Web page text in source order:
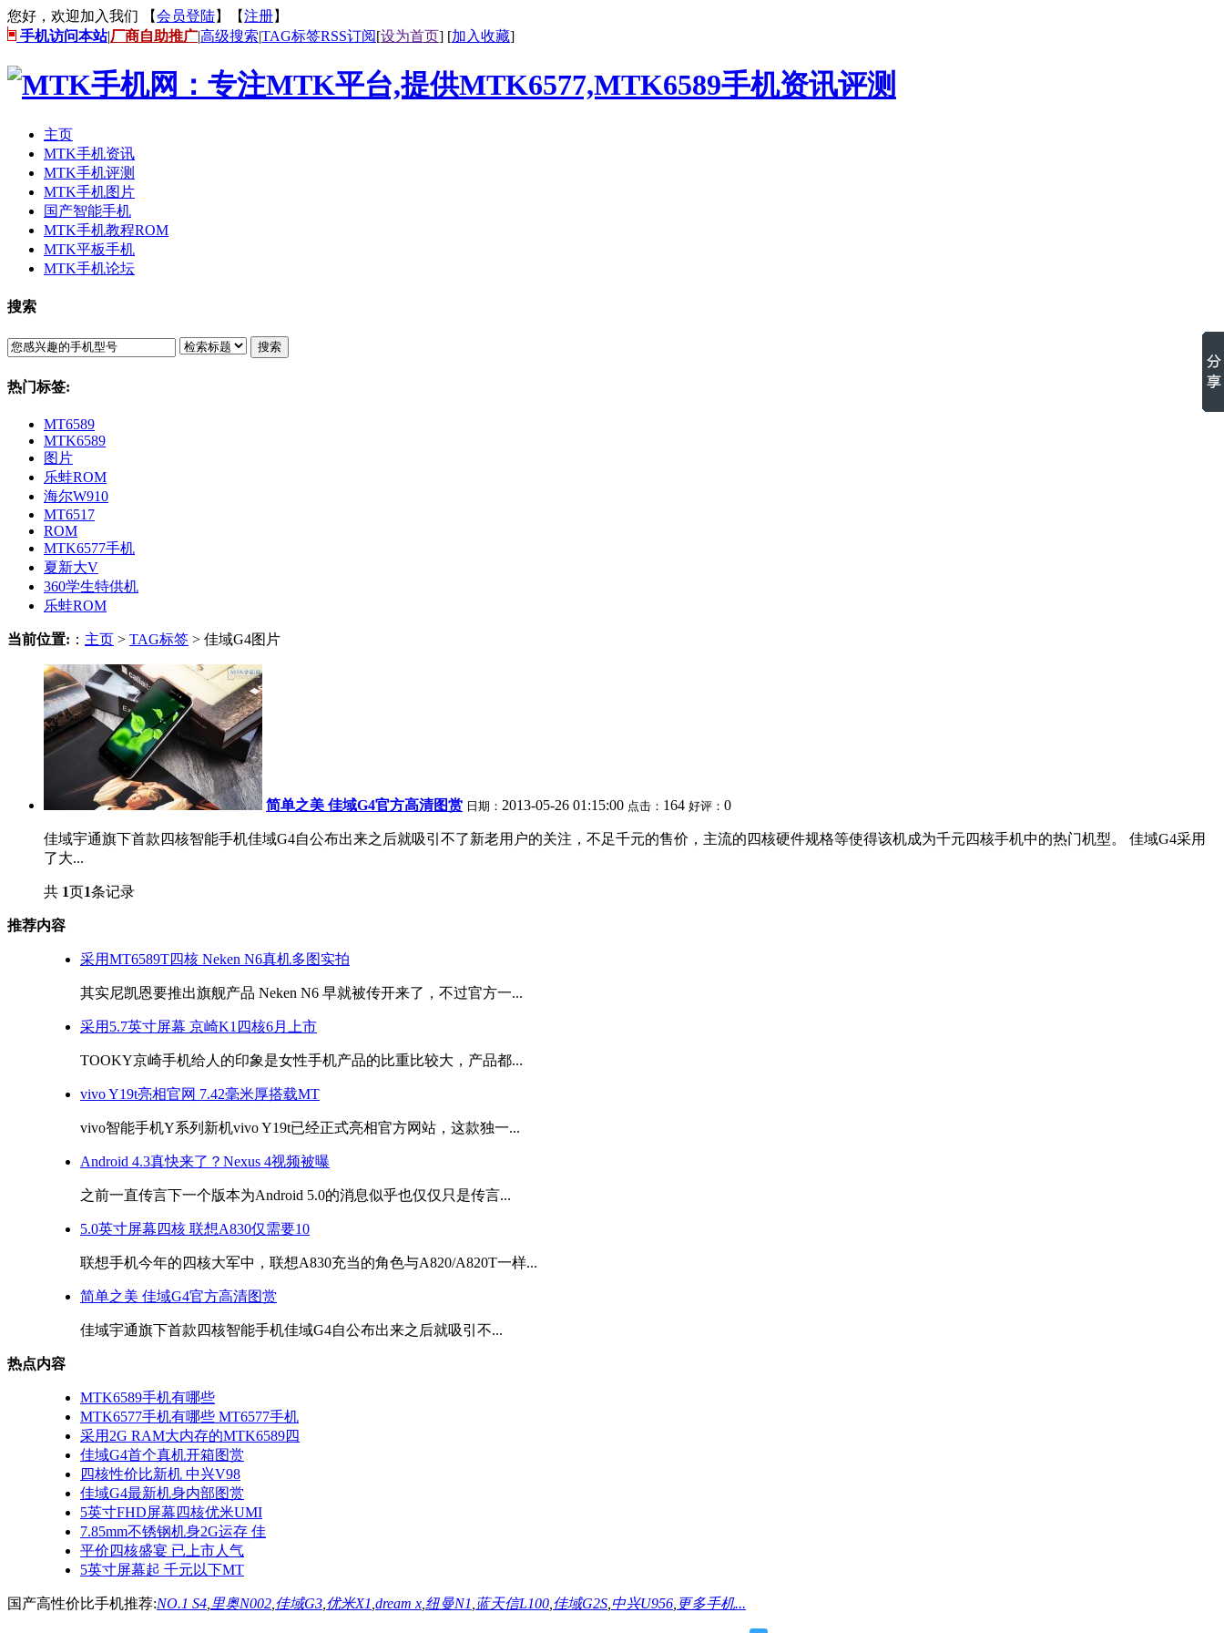
您好，欢迎加入我们 【会员登陆】【注册】
手机访问本站|厂商自助推广|高级搜索|TAG标签RSS订阅[设为首页] [加入收藏]
主页
MTK手机资讯
MTK手机评测
MTK手机图片
国产智能手机
MTK手机教程ROM
MTK平板手机
MTK手机论坛
搜索
搜索
热门标签:
MT6589
MTK6589
图片
乐蛙ROM
海尔W910
MT6517
ROM
MTK6577手机
夏新大V
360学生特供机
乐蛙ROM
当前位置: ： 主页 > TAG标签 > 佳域G4图片
简单之美 佳域G4官方高清图赏 日期： 2013-05-26 01:15:00 点击： 164 好评： 0
佳域宇通旗下首款四核智能手机佳域G4自公布出来之后就吸引不了新老用户的关注，不足千元的售价，主流的四核硬件规格等使得该机成为千元四核手机中的热门机型。 佳域G4采用
了大...
共 1页1条记录
推荐内容
采用MT6589T四核 Neken N6真机多图实拍
其实尼凯恩要推出旗舰产品 Neken N6 早就被传开来了，不过官方一...
采用5.7英寸屏幕 京崎K1四核6月上市
TOOKY京崎手机给人的印象是女性手机产品的比重比较大，产品都...
vivo Y19t亮相官网 7.42毫米厚搭载MT
vivo智能手机Y系列新机vivo Y19t已经正式亮相官方网站，这款独一...
Android 4.3真快来了？Nexus 4视频被曝
之前一直传言下一个版本为Android 5.0的消息似乎也仅仅只是传言...
5.0英寸屏幕四核 联想A830仅需要10
联想手机今年的四核大军中，联想A830充当的角色与A820/A820T一样...
简单之美 佳域G4官方高清图赏
佳域宇通旗下首款四核智能手机佳域G4自公布出来之后就吸引不...
热点内容
MTK6589手机有哪些
MTK6577手机有哪些 MT6577手机
采用2G RAM大内存的MTK6589四
佳域G4首个真机开箱图赏
四核性价比新机 中兴V98
佳域G4最新机身内部图赏
5英寸FHD屏幕四核优米UMI
7.85mm不锈钢机身2G运存 佳
平价四核盛宴 已上市人气
5英寸屏幕起 千元以下MT
国产高性价比手机推荐:NO.1 S4 里奥N002 佳域G3 优米X1 dream x 纽曼N1 蓝天信L100 佳域G2S 中兴U956 更多手机...